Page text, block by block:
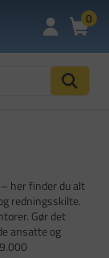
0
her finder du alt
redningsskilte.
Gør det
ansatte og